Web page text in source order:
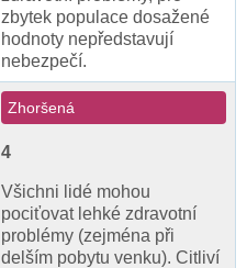
zbytek populace dosažené
hodnoty nepředstavují
nebezpečí.
Zhoršená
4
Všichni lidé mohou
pociťovat lehké zdravotní
problémy (zejména při
delším pobytu venku). Citliví